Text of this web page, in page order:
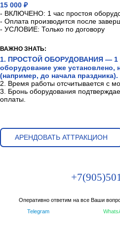
15 000 ₽
- ВКЛЮЧЕНО: 1 час простоя
- Оплата производится после
- УСЛОВИЕ: Только по договору
ВАЖНО ЗНАТЬ:
1. ПРОСТОЙ ОБОРУДОВАНИЯ — 1
оборудование уже установлено,
(например, до начала праздника).
2. Время работы отсчитывается с
3. Бронь оборудования
оплаты.
АРЕНДОВАТЬ АТТРАКЦИОН
Оперативно ответим на все Ваши
Telegram